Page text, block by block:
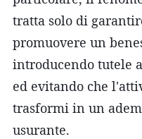
tratta solo di
promuovere un
introducendo tutele
ed evitando che
trasformi in un
usurante.